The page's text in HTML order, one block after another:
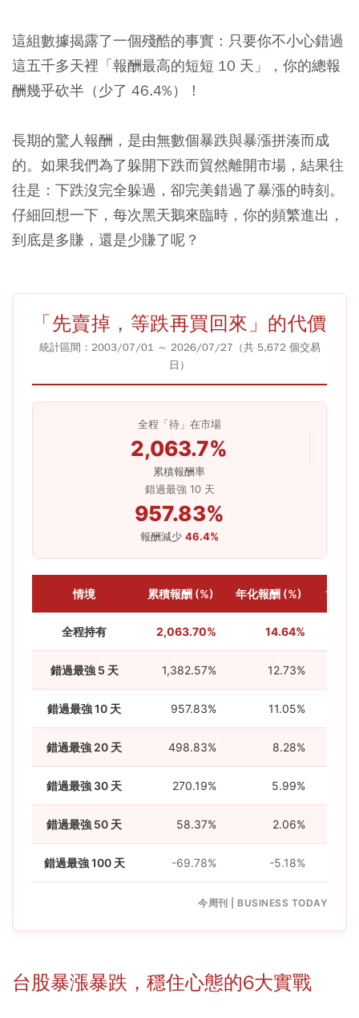
這組數據揭露了一個殘酷的事實：只要你不小心錯過
這五千多天裡「報酬最高的短短 10 天」，你的總報
酬幾乎砍半（少了 46.4%）！
長期的驚人報酬，是由無數個暴跌與暴漲拼湊而成
的。如果我們為了躲開下跌而貿然離開市場，結果往
往是：下跌沒完全躲過，卻完美錯過了暴漲的時刻。
仔細回想一下，每次黑天鵝來臨時，你的頻繁進出，
到底是多賺，還是少賺了呢？
「先賣掉，等跌再買回來」的代價
統計區間：2003/07/01 ～ 2026/07/27（共 5,672 個交易
日）
全程「待」在市場
2,063.7%
累積報酬率
錯過最強 10 天
957.83%
報酬減少 46.4%
情境 累積報酬 (%) 年化報酬 (%) 1萬投
全程持有 2,063.70% 14.64%
錯過最強 5 天 1,382.57% 12.73%
錯過最強 10 天 957.83% 11.05%
錯過最強 20 天 498.83% 8.28%
錯過最強 30 天 270.19% 5.99%
錯過最強 50 天 58.37% 2.06%
錯過最強 100 天 -69.78% -5.18%
今周刊 | BUSINESS TODAY
台股暴漲暴跌，穩住心態的6大實戰